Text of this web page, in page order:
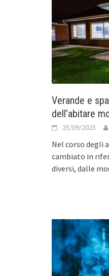
Verande e
dell’abitare
25/09/2025
Nel corso degli
cambiato in
diversi, dalle